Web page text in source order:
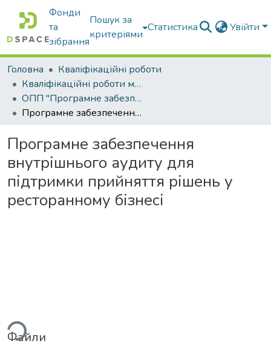
Фонди
та
зібрання
Пошук за
критеріями
Статистика Увійти
Головна
Кваліфікаційні роботи
Кваліфікаційні роботи магістрів
ОПП "Програмне забезпечення інформаційних систем"
Програмне забезпечення внутрішнього аудиту для підтримки прийняття рішень у ресторанному бізнесі
Програмне забезпечення
внутрішнього аудиту для
підтримки прийняття рішень у
ресторанному бізнесі
Файли